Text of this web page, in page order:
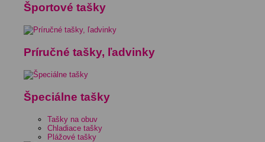
Športové tašky
Príručné tašky, ľadvinky
Špeciálne tašky
Tašky na obuv
Chladiace tašky
Plážové tašky